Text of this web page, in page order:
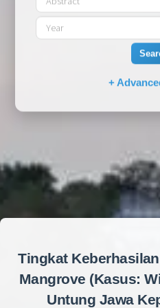
+
Tingkat
Mangrove (Kasus:
Untung Jawa